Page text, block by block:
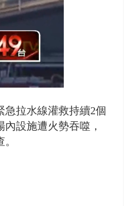
拉水線灌救持續2個
設施遭火勢吞噬，